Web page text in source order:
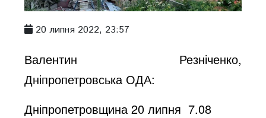
20 липня 2022, 23:57
Валентин Резніченко,
Дніпропетровська ОДА:
Дніпропетровщина 20 липня 7.08